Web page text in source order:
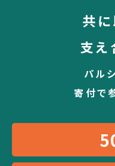
共に
支え
パル
寄付で